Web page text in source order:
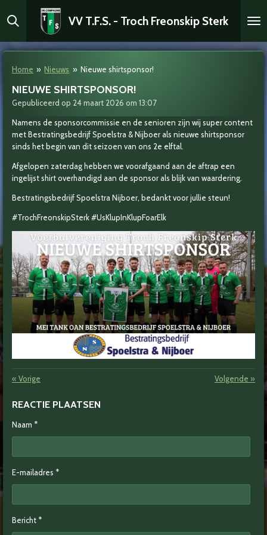
direct
de
VV T.F.S. - Troch Freonskip Sterk
Home » Nieuws » Nieuwe shirtsponsor!
NIEUWE SHIRTSPONSOR!
Gepubliceerd op 24 maart 2026 om 13:07
Namens de sponsorcommissie en de senioren zijn wij super content
metBestratingsbedrijf Spoelstra & Nijboerals nieuwe shirtsponsor
sinds het begin van dit seizoen van ons 2e elftal.
Afgelopen zaterdag hebben we voorafgaand aan de aftrap een
ingelijst shirt overhandigd aan de sponsor als blijk van waardering.
Bestratingsbedrijf Spoelstra Nijboer, bedankt voor jullie steun!
#TrochFreonskipSterk#UsKlupInKlupFoarElk
« Vorige Volgende »
REACTIE PLAATSEN
Naam *
E-mailadres *
Bericht *